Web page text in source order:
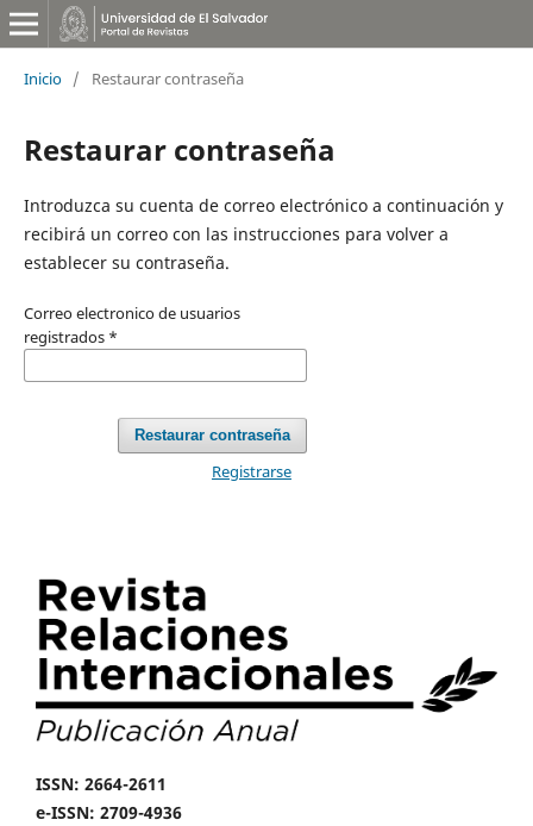
Inicio / Restaurar contraseña
Restaurar contraseña
Introduzca su cuenta de correo electrónico a continuación y
recibirá un correo con las instrucciones para volver a
establecer su contraseña.
Correo electronico de usuarios
registrados *
Restaurar contraseña
Registrarse
ISSN: 2664-2611
e-ISSN: 2709-4936